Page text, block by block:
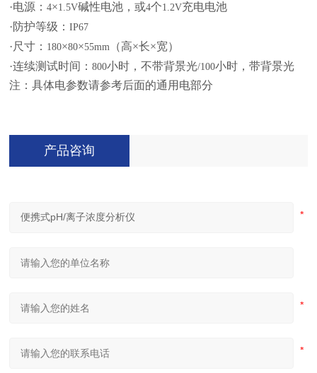
·电源：4×1.5V碱性电池，或4个1.2V充电电池
·防护等级：IP67
·尺寸： 180×80×55mm （高×长×宽）
·连续测试时间：800小时，不带背景光/100小时，带背景光
注：具体电参数请参考后面的通用电部分
产品咨询